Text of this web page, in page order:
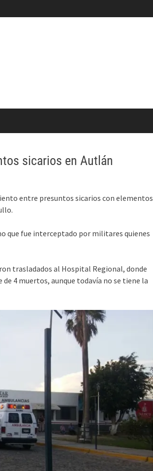
sicarios en Autlán
entre presuntos sicarios con elementos
que fue interceptado por militares quienes
trasladados al Hospital Regional, donde
4 muertos, aunque todavía no se tiene la